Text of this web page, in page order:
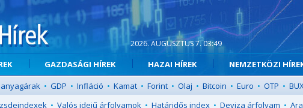
2026. AUGUSZTUS 7. 03:49
GAZDASÁGI HÍREK HAZAI HÍREK NEMZETKÖZI
• GDP • Infláció • Kamat • Forint • Olaj • Bitcoin • Euro • OTP •
• Valós idejű árfolyamok • Határidős index • Deviza árfolyam •